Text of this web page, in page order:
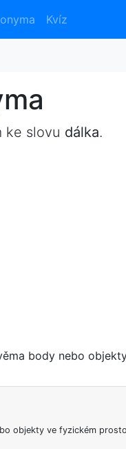
Kvíz
ke slovu dálka.
body nebo
objekty ve fyzickém